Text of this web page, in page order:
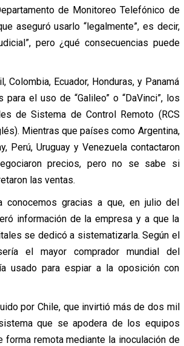
de Monitoreo Telefónico de
aseguró usarlo “legalmente”, es decir,
pero ¿qué consecuencias puede
Colombia, Ecuador, Honduras, y Panamá
para el uso de “Galileo” o “DaVinci”, los
de Sistema de Control Remoto (RCS
Mientras que países como Argentina,
Perú, Uruguay y Venezuela contactaron
precios, pero no se sabe si
las ventas.
conocemos gracias a que, en julio del
información de la empresa y a que la
se dedicó a sistematizarla. Según el
el mayor comprador mundial del
usado para espiar a la oposición con
por Chile, que invirtió más de dos mil
que se apodera de los equipos
forma remota mediante la inoculación de